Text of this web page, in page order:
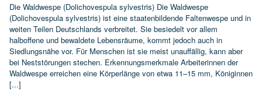
Die Waldwespe (Dolichovespula sylvestris) Die Waldwespe
(Dolichovespula sylvestris) ist eine staatenbildende Faltenwespe und in
weiten Teilen Deutschlands verbreitet. Sie besiedelt vor allem
halboffene und bewaldete Lebensräume, kommt jedoch auch in
Siedlungsnähe vor. Für Menschen ist sie meist unauffällig, kann aber
bei Neststörungen stechen. Erkennungsmerkmale Arbeiterinnen der
Waldwespe erreichen eine Körperlänge von etwa 11–15 mm, Königinnen
[...]